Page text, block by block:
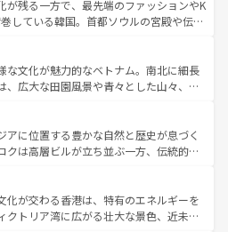
グなど、アウトドア好きにはたまらな
アの多彩な魅力を存分に味わいつくそ
共存しており、訪れる人に新しい発見と
くれる。また、奥深い台湾の食文化も魅
のスイーツなど、バラエティ豊かな料理
える。 なお、新着の台湾情報は コンテンツ一覧を参
が残る一方で、最先端のファッションやK
している韓国。首都ソウルの宮殿や伝統
ばせば四季折々の自然美を楽しむことが
キムチや焼肉、絶品のストリートフード
韓国料理が待っている。夜には、韓国な
がら、韓国の多彩な魅力を心ゆくまで味
わってみてほしい。 なお、新着の韓国情報はコンテンツ一
い。
な文化が魅力的なベトナム。南北に細長
、広大な田園風景や青々とした山々、世
伝統が息づく。ハノイの古い町並みやホ
ンス統治時代の建物も、独特の雰囲気を
また、バラエティの豊かさとおいしさで
インミー、ベトナムコーヒーなどは、ぜ
い。どの地域を訪れてもあたたかい人々
くれるので、きっと忘れられない旅にな
アに位置する豊かな自然と歴史が息づく
クは高層ビルが立ち並ぶ一方、伝統的な
いる。北部ではチェンマイなどの山岳地
い、南部ではプーケットやクラビの美し
ト気分を楽しむことができる。タイ料理
化が交わる香港は、特有のエネルギーを
クトリア湾に広がる壮大な景色、近未来